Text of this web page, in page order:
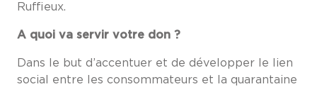
Ruffieux.
A quoi va servir votre don ?
Dans le but d’accentuer et de développer le lien
social entre les consommateurs et la quarantaine